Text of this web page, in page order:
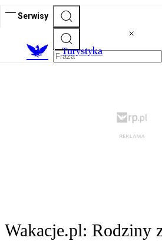
Serwisy
Turystyka
Wakacje.pl: Rodziny